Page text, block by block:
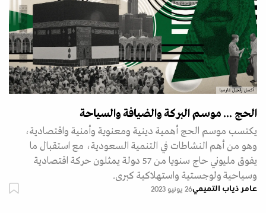
أكسل رانجيل غارسيا
الحج ... موسم البركة والضيافة والسياحة
يكتسب موسم الحج أهمية دينية ومعنوية وأمنية واقتصادية،
وهو من أهم النشاطات في التنمية السعودية، مع استقبال ما
يفوق مليوني حاج سنويا من 57 دولة يمثلون حركة اقتصادية
وسياحية ولوجستية واستهلاكية كبرى.
عامر ذياب التميمي26 يونيو 2023